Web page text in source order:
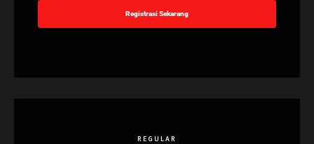
Registrasi Sekarang
REGULAR